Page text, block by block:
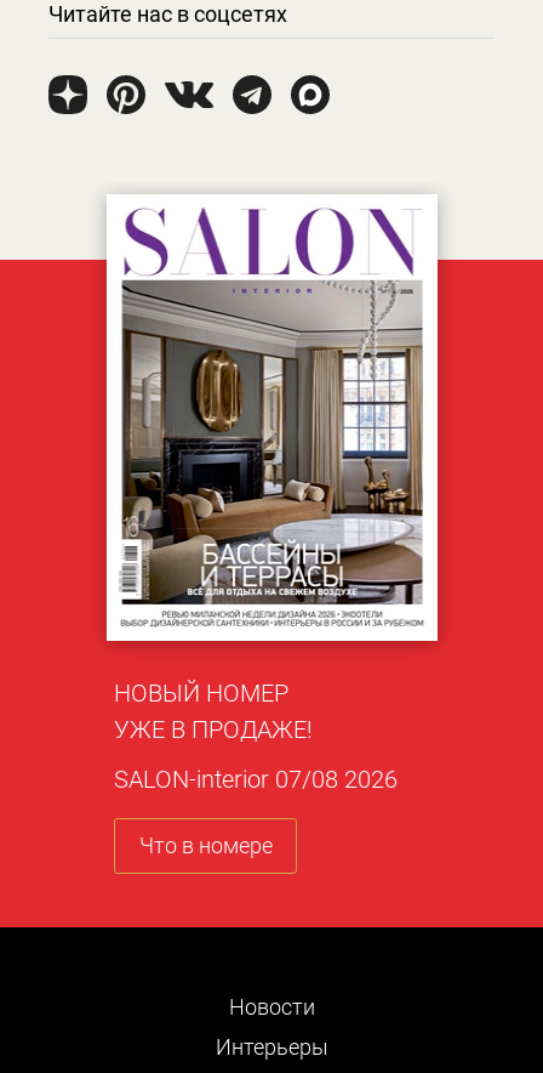
Читайте нас в соцсетях
НОВЫЙ НОМЕР
УЖЕ В ПРОДАЖЕ!
SALON-interior 07/08 2026
Что в номере
Новости
Интерьеры